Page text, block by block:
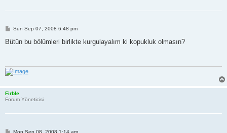
P
s
Sun Sep 07, 2008 6:48 pm
Bütün bu bölümleri birlikte kurgulayalım ki kopukluk olmasın?
Firble
Forum Yöneticisi
PMon Sep 08, 2008 1:14 am